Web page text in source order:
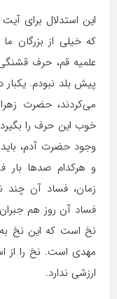
این استدلال برای
که خیلی از بزرگان
علمیه قم، حرف
پیش بلد نبودم.
می‌کردند، حضرت
خوب این حرف را
وجود حضرت آدم،
و هرکدام صدها بار
زمان، فساد آن چند
فساد آن روز هم
نخ است که این نخ
مهدی است. نخ را از
ارزشی ندارد.